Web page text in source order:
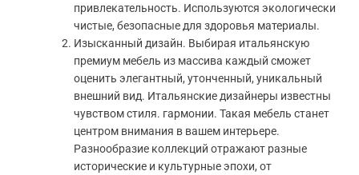
привлекательность. Используются экологически
чистые, безопасные для здоровья материалы.
Изысканный дизайн. Выбирая итальянскую
премиум мебель из массива каждый сможет
оценить элегантный, утонченный, уникальный
внешний вид. Итальянские дизайнеры известны
чувством стиля. гармонии. Такая мебель станет
центром внимания в вашем интерьере.
Разнообразие коллекций отражают разные
исторические и культурные эпохи, от